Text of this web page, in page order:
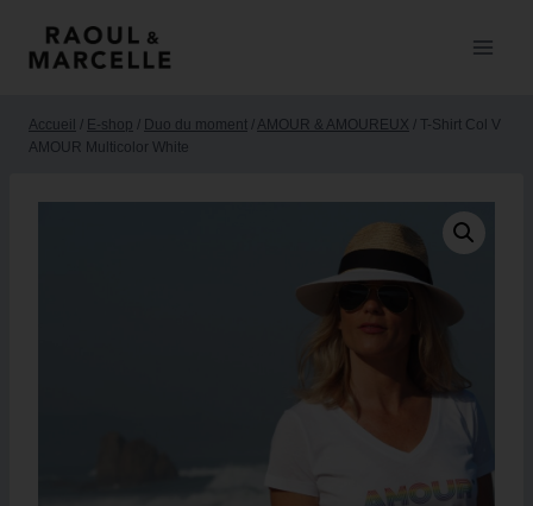
Accueil / E-shop / Duo du moment / AMOUR & AMOUREUX / T-Shirt Col V
AMOUR Multicolor White